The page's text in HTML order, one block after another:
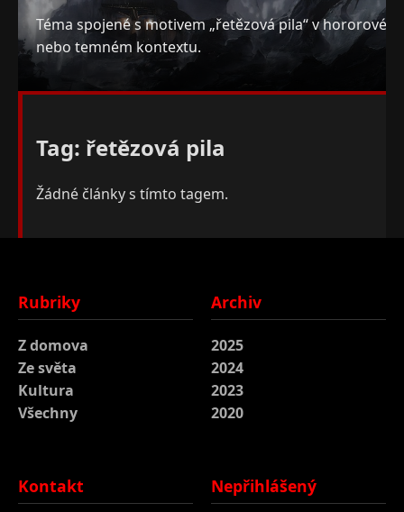
Téma spojené s motivem „řetězová pila“ v hororovém
nebo temném kontextu.
Tag: řetězová pila
Žádné články s tímto tagem.
Rubriky
Z domova
Ze světa
Kultura
Všechny
Archiv
2025
2024
2023
2020
Kontakt Nepřihlášený